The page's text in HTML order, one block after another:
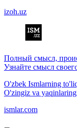
izoh.uz
Полный смысл,
Узнайте смысл
O'zbek Ismlarning
O'zingiz va
ismlar.com